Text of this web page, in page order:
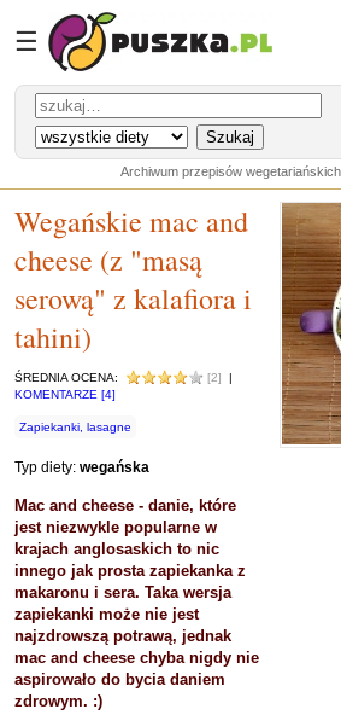
☰
Archiwum przepisów
Wegańskie mac and
cheese (z "masą
serową" z kalafiora i
tahini)
ŚREDNIA OCENA: [2]
|
KOMENTARZE [4]
Zapiekanki, lasagne
Typ diety: wegańska
Mac and cheese - danie, które
jest niezwykle popularne w
krajach anglosaskich to nic
innego jak prosta zapiekanka z
makaronu i sera. Taka wersja
zapiekanki może nie jest
najzdrowszą potrawą, jednak
mac and cheese chyba nigdy nie
aspirowało do bycia daniem
zdrowym. :)